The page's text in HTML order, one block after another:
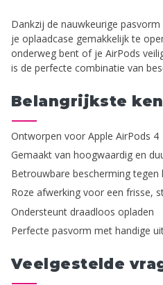
Dankzij de nauwkeurige
je oplaadcase gemakkelijk te
onderweg bent of je AirPods
is de perfecte combinatie van
Belangrijkste
Ontworpen voor Apple AirPods 4
Gemaakt van hoogwaardig en
Betrouwbare bescherming tegen
Roze afwerking voor een frisse,
Ondersteunt draadloos opladen
Perfecte pasvorm met handige
Veelgestelde